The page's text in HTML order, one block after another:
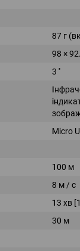
87 г
98 ×
3 ''
Micro
100 м
8 м / с
13 хв
30 м